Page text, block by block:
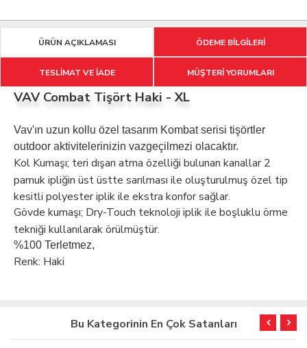
ÜRÜN AÇIKLAMASI ÖDEME BİLGİLERİ
TESLİMAT VE İADE MÜŞTERİ YORUMLARI
VAV Combat Tişört Haki - XL
Vav'ın uzun kollu özel tasarım Kombat serisi tişörtler
outdoor aktivitelerinizin vazgeçilmezi olacaktır.
Kol Kumaşı; teri dışarı atma özelliği bulunan kanallar 2
pamuk ipliğin üst üstte sarılması ile oluşturulmuş özel tip
kesitli polyester iplik ile ekstra konfor sağlar.
Gövde kumaşı; Dry-Touch teknoloji iplik ile boşluklu örme
tekniği kullanılarak örülmüştür.
%100 Terletmez,
Renk: Haki
Bu Kategorinin En Çok Satanları